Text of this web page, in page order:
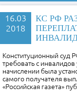
16.03
2018
КС РФ
Конституционный суд
требовать с
начислении была
самого получателя
«Российская газета»